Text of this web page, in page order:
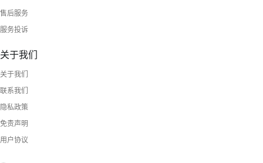
售后服务
服务投诉
关于我们
关于我们
联系我们
隐私政策
免责声明
用户协议